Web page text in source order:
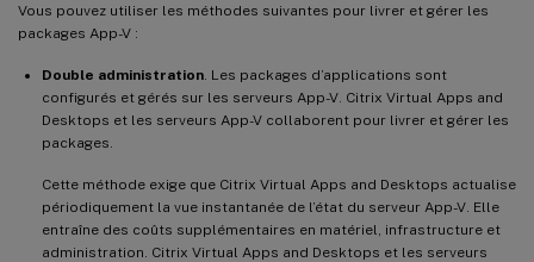
Vous pouvez utiliser les méthodes suivantes pour livrer et gérer les
packages App-V :
Double administration . Les packages d’applications sont
configurés et gérés sur les serveurs App-V. Citrix Virtual Apps and
Desktops et les serveurs App-V collaborent pour livrer et gérer les
packages.
Cette méthode exige que Citrix Virtual Apps and Desktops actualise
périodiquement la vue instantanée de l’état du serveur App-V. Elle
entraîne des coûts supplémentaires en matériel, infrastructure et
administration. Citrix Virtual Apps and Desktops et les serveurs